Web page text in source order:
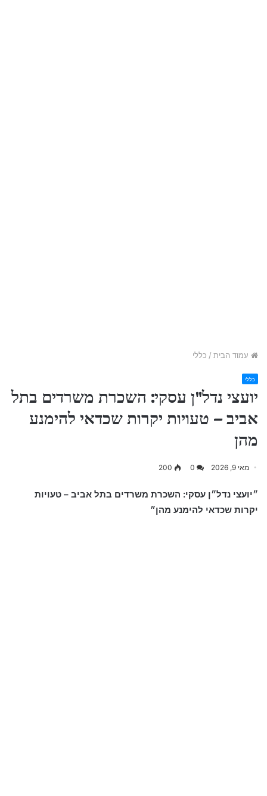
עמוד הבית / כללי
כללי
יועצי נדל"ן עסקי: השכרת משרדים בתל
אביב – טעויות יקרות שכדאי להימנע
מהן
מאי 9, 2026 0
200
״יועצי נדל״ן עסקי: השכרת משרדים בתל אביב – טעויות
יקרות שכדאי להימנע מהן״